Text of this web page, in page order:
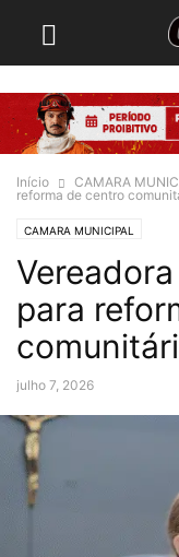
Início CAMARA
reforma de centro
CAMARA MUNICIPAL
para
julho 7, 2026